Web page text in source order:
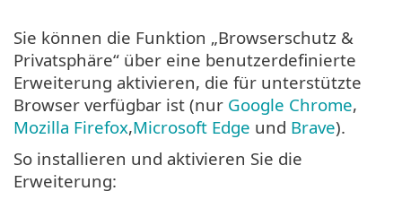
Sie können die Funktion „Browserschutz &
Privatsphäre“ über eine benutzerdefinierte
Erweiterung aktivieren, die für unterstützte
Browser verfügbar ist (nur Google Chrome,
Mozilla Firefox,Microsoft Edge und Brave).
So installieren und aktivieren Sie die
Erweiterung: